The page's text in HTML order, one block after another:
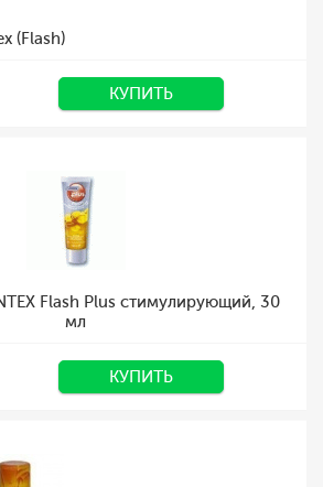
(Flash)
КУПИТЬ
Flash Plus стимулирующий, 30
мл
КУПИТЬ